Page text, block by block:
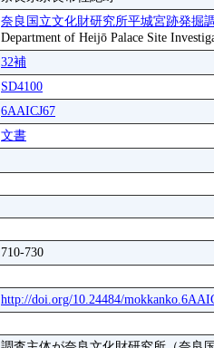
奈良国立文化財研究所平城宮跡発掘
Department of Heijō Palace Site
32補
SD4100
6AAICJ67
文書
710-730
http://doi.org/10.24484/